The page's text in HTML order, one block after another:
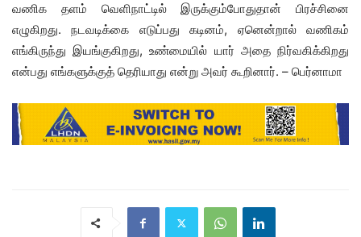
வணிக தளம் வெளிநாட்டில் இருக்கும்போதுதான் பிரச்சினை
எழுகிறது. நடவடிக்கை எடுப்பது கடினம், ஏனென்றால் வணிகம்
எங்கிருந்து இயங்குகிறது, உண்மையில் யார் அதை நிர்வகிக்கிறது
என்பது எங்களுக்குத் தெரியாது என்று அவர் கூறினார். – பெர்னாமா